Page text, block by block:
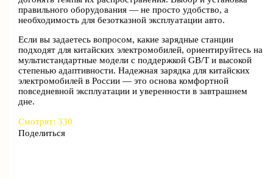
правильного оборудования — не просто удобство, а
необходимость для безотказной эксплуатации авто.
Если вы задаетесь вопросом, какие зарядные станции
подходят для китайских электромобилей, ориентируйтесь на
мультистандартные модели с поддержкой GB/T и высокой
степенью адаптивности. Надежная зарядка для китайских
электромобилей в России — это основа комфортной
повседневной эксплуатации и уверенности в завтрашнем
дне.
Смотрят: 330
Поделиться